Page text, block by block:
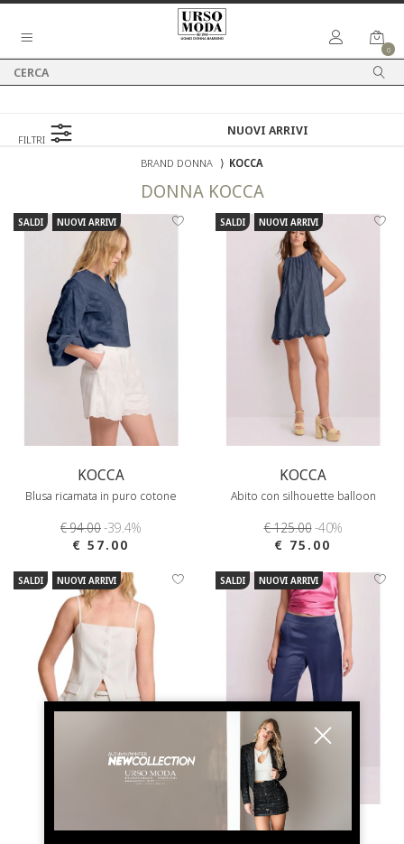
0
FILTRI
BRAND DONNA ⟩ KOCCA
DONNAKOCCA
SALDI NUOVI ARRIVI
KOCCA
Blusa ricamata in puro cotone
€ 94.00-39.4%
€ 57.00
SALDI NUOVI ARRIVI
KOCCA
Abito con silhouette balloon
€ 125.00-40%
€ 75.00
SALDI NUOVI ARRIVI
KOCCA
SALDI NUOVI ARRIVI
KOCCA